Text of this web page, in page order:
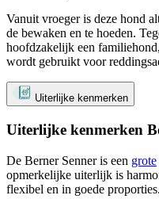
Vanuit vroeger is deze hond
de bewaken en te hoeden.
hoofdzakelijk een
wordt gebruikt voor
Uiterlijke kenmerken
Uiterlijke kenmerken
De Berner Senner is een grote
opmerkelijke uiterlijk is
flexibel en in goede proporties.